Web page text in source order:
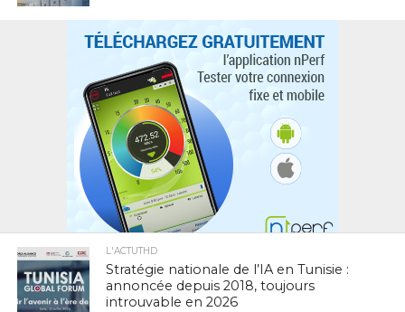
L'ACTUTHD
Stratégie nationale de l’IA en Tunisie :
annoncée depuis 2018, toujours
introuvable en 2026